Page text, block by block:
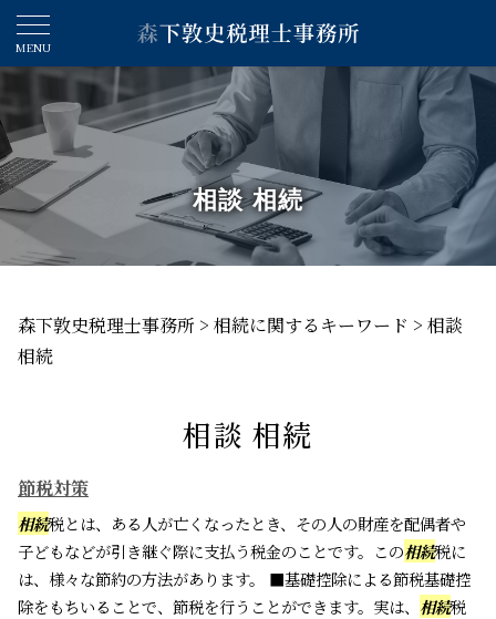
相談 相続
森下敦史税理士事務所 > 相続に関するキーワード > 相談
相続
相談 相続
節税対策
相続税とは、ある人が亡くなったとき、その人の財産を配偶者や
子どもなどが引き継ぐ際に支払う税金のことです。この相続税に
は、様々な節約の方法があります。 ■基礎控除による節税基礎控
除をもちいることで、節税を行うことができます。実は、 相続税